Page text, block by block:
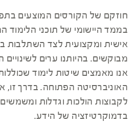
חוזקם של הקורסים המוצעים
בממד היישומי של תוכני
אישית ומקצועית לצד השתלבות
מבוקשים. בהיותנו ערים לשינויים
אנו מאמצים שיטות לימוד
האוניברסיטה הפתוחה. בדרך זו,
לקבוצות הולכות וגדלות
בדמוקרטיזציה של הידע.